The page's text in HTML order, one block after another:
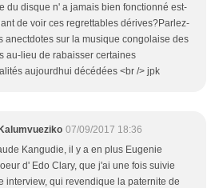
du disque n' a jamais bien fonctionné est-
de voir ces regrettables dérives?Parlez-
anectdotes sur la musique congolaise des
au-lieu de rabaisser certaines
aujourdhui décédées <br /> jpk
07/09/2017 18:36
Kangudie, il y a en plus Eugenie
d' Edo Clary, que j'ai une fois suivie
interview, qui revendique la paternite de